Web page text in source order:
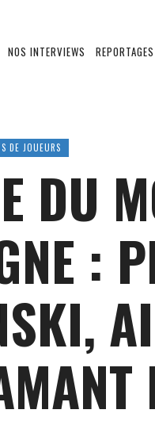
NOS INTERVIEWS REPORTAGES
DE JOUEURS
DU
: